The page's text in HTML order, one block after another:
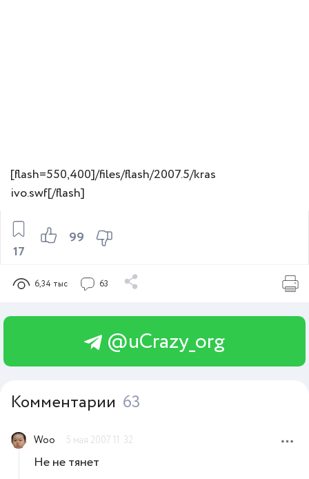
99
17
[flash=550,400]/files/flash/2007.5/kras
ivo.swf[/flash]
6,34 тыс 63
@uCrazy_org
Комментарии 63
Woo 5 мая 2007 11:32
Не не тянет